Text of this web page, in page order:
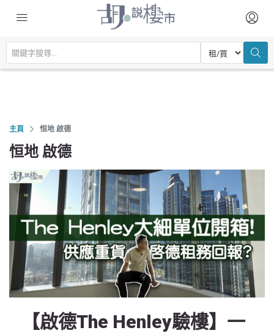
主頁 恒地 啟德
恒地 啟德
【啟德The Henley驗樓】一